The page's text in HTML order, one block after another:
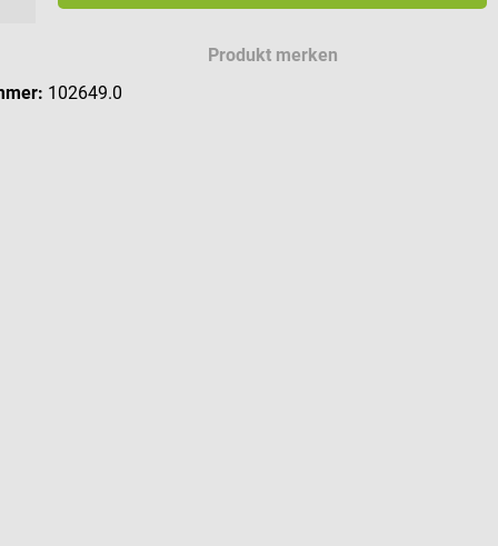
Produkt merken
102649.0